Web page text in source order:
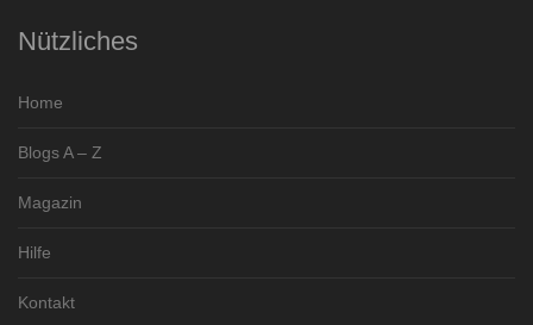
Nützliches
Home
Blogs A – Z
Magazin
Hilfe
Kontakt